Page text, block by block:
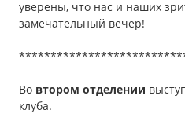
уверены, что нас и наших
замечательный вечер!
Во втором отделении
клуба.